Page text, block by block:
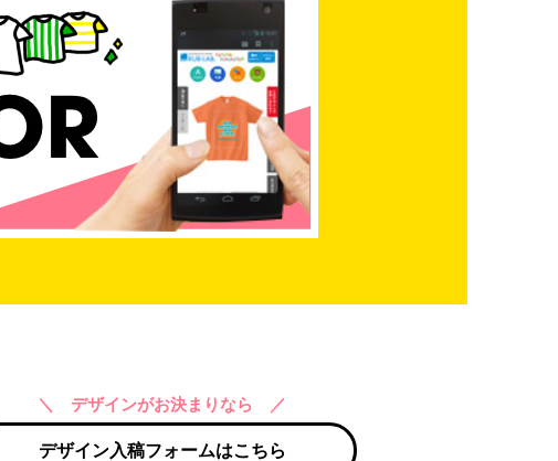
＼ デザインがお決まりなら ／
デザイン入稿フォームはこちら